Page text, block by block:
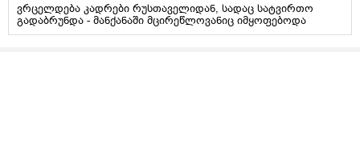
ვრცელდება კადრები რუსთაველიდან, სადაც სატვირთო
გადაბრუნდა - მანქანაში მცირეწლოვანიც იმყოფებოდა